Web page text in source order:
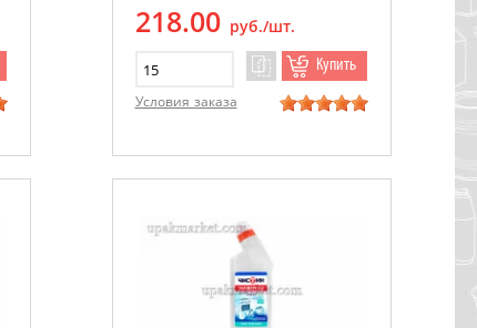
218.00 руб./шт.
Купить
Условия заказа